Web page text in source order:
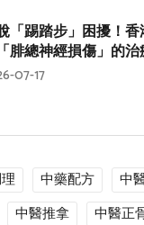
「踢踏步」困擾！
腓總神經損傷」的
07-17
中藥配方
中
中醫推拿 中醫正